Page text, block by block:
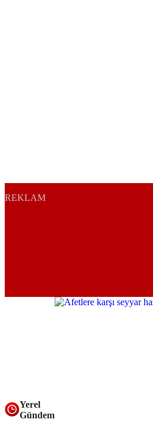
REKLAM
Yerel
Gündem